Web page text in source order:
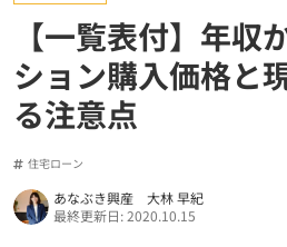
【一覧表付】年収
ション購入価格と
る注意点
住宅ローン
あなぶき興産 大林 早紀
最終更新日: 2020.10.15